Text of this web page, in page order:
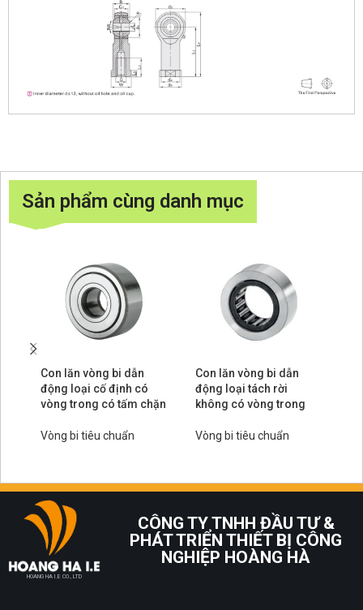
Sản phẩm cùng danh mục
Con lăn vòng bi dẫn
động loại cố định có
vòng trong có tấm chặn
Vòng bi tiêu chuẩn
Con lăn vòng bi dẫn
động loại tách rời
không có vòng trong
Vòng bi tiêu chuẩn
HOANG HA I.E CO., LTD
CÔNG TY TNHH ĐẦU TƯ &
PHÁT TRIỂN THIẾT BỊ CÔNG
NGHIỆP HOÀNG HÀ